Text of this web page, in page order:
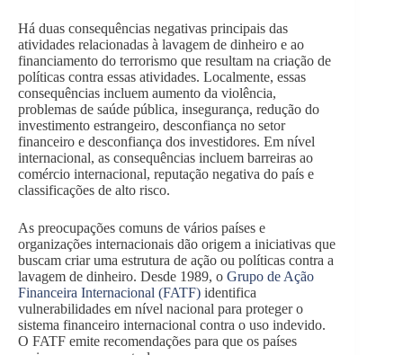
Há duas consequências negativas principais das
atividades relacionadas à lavagem de dinheiro e ao
financiamento do terrorismo que resultam na criação de
políticas contra essas atividades. Localmente, essas
consequências incluem aumento da violência,
problemas de saúde pública, insegurança, redução do
investimento estrangeiro, desconfiança no setor
financeiro e desconfiança dos investidores. Em nível
internacional, as consequências incluem barreiras ao
comércio internacional, reputação negativa do país e
classificações de alto risco.
As preocupações comuns de vários países e
organizações internacionais dão origem a iniciativas que
buscam criar uma estrutura de ação ou políticas contra a
lavagem de dinheiro. Desde 1989, o Grupo de Ação
Financeira Internacional (FATF) identifica
vulnerabilidades em nível nacional para proteger o
sistema financeiro internacional contra o uso indevido.
O FATF emite recomendações para que os países